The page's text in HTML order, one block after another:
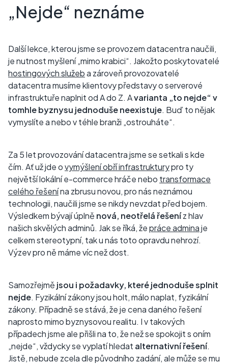
„Nejde“ neznáme
Další lekce, kterou jsme se provozem datacentra naučili,
je nutnost myšlení „mimo krabici“. Jakožto poskytovatelé
hostingových služeba zároveň provozovatelé
datacentra musíme klientovy představy o serverové
infrastruktuře naplnit od A do Z. Avarianta „to nejde“ v
tomhle byznysu jednoduše neexistuje. Buď to nějak
vymyslíte a nebo v téhle branži „ostrouháte“.
Za 5 let provozování datacentra jsme se setkali s kde
čím. Ať už jde ovymýšlení obří infrastrukturypro ty
největší lokální e-commerce hráče nebo transformace
celého řešenína zbrusu novou, pro nás neznámou
technologii, naučili jsme se nikdy nevzdat před bojem.
Výsledkem bývají úplně nová, neotřelá řešeníz hlav
našich skvělých adminů. Jak se říká, žepráce adminaje
celkem stereotypní, tak u nás toto opravdu nehrozí.
Výzev pro ně máme víc než dost.
Samozřejmě jsou i požadavky, které jednoduše splnit
nejde. Fyzikální zákony jsou holt, málo naplat, fyzikální
zákony. Případně se stává, že je cena daného řešení
naprosto mimo byznysovou realitu. I v takových
případech jsme ale přišli na to, že než se spokojit s oním
„nejde“, vždycky se vyplatí hledat alternativní řešení.
Jistě, nebude zcela dle původního zadání, ale může se mu